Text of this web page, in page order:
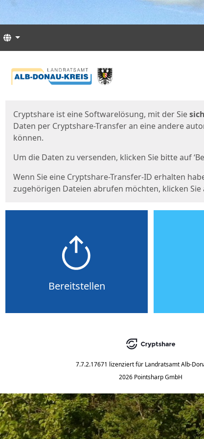
Sprachen
Cryptshare ist eine Softwarelösung, mit der Sie
Daten per Cryptshare-Transfer an eine andere
können.
Um die Daten zu versenden, klicken Sie bitte auf
Wenn Sie eine Cryptshare-Transfer-ID erhalten
zugehörigen Dateien abrufen möchten, klicken
Bereitstellen
7.7.2.17671 lizenziert für Landratsamt Alb-
2026 Pointsharp GmbH